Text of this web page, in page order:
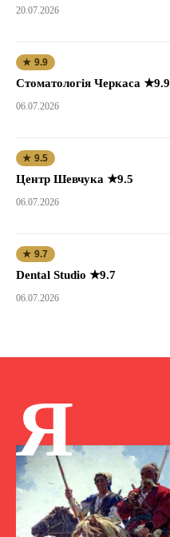
20.07.2026
★ 9.9
Стоматологія Черкаса ★9.9
06.07.2026
★ 9.5
Центр Шевчука ★9.5
06.07.2026
★ 9.7
Dental Studio ★9.7
06.07.2026
Я